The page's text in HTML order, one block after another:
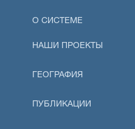
О СИСТЕМЕ
НАШИ ПРОЕКТЫ
ГЕОГРАФИЯ
ПУБЛИКАЦИИ